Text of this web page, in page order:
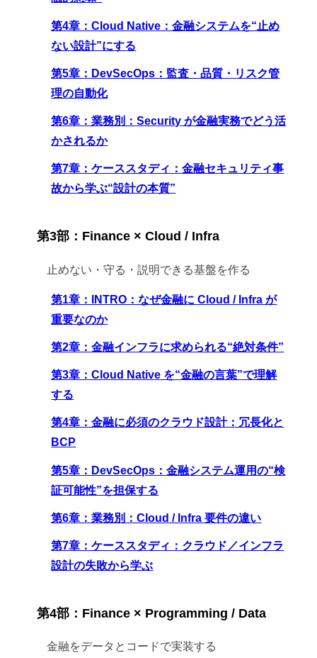
第4章：Cloud Native：金融システムを“止め
ない設計”にする
第5章：DevSecOps：監査・品質・リスク管
理の自動化
第6章：業務別：Security が金融実務でどう活
かされるか
第7章：ケーススタディ：金融セキュリティ事
故から学ぶ“設計の本質”
第3部：Finance × Cloud / Infra
止めない・守る・説明できる基盤を作る
第1章：INTRO：なぜ金融に Cloud / Infra が
重要なのか
第2章：金融インフラに求められる“絶対条件”
第3章：Cloud Native を“金融の言葉”で理解
する
第4章：金融に必須のクラウド設計：冗長化と
BCP
第5章：DevSecOps：金融システム運用の“検
証可能性”を担保する
第6章：業務別：Cloud / Infra 要件の違い
第7章：ケーススタディ：クラウド／インフラ
設計の失敗から学ぶ
第4部：Finance × Programming / Data
金融をデータとコードで実装する